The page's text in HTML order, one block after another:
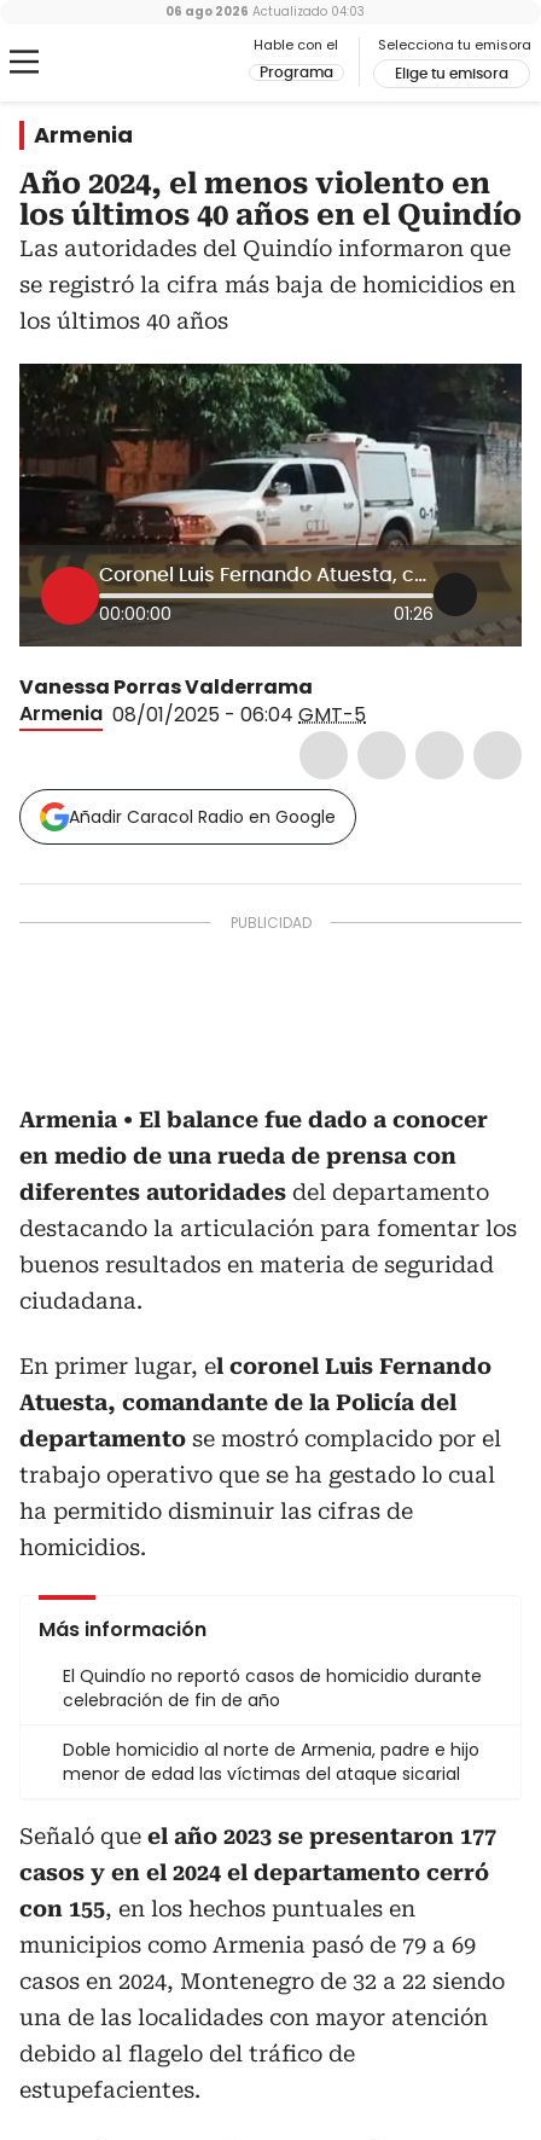
Hable con el
Programa
Selecciona tu emisora
Elige tu emisora
06 ago 2026 Actualizado 04:03
Armenia
Año 2024, el menos violento en
los últimos 40 años en el Quindío
Las autoridades del Quindío informaron que
se registró la cifra más baja de homicidios en
los últimos 40 años
Coronel Luis Fernando Atuesta, comandante de la Policía del Quindío
00:00:00 01:26
Vanessa Porras Valderrama
Armenia 08/01/2025 - 06:04 GMT-5
Añadir Caracol Radio en Google
Armenia
El balance fue dado a conocer
en medio de una rueda de prensa con
diferentes autoridades del departamento
destacando la articulación para fomentar los
buenos resultados en materia de seguridad
ciudadana.
En primer lugar, el coronel Luis Fernando
Atuesta, comandante de la Policía del
departamento se mostró complacido por el
trabajo operativo que se ha gestado lo cual
ha permitido disminuir las cifras de
homicidios.
Más información
El Quindío no reportó casos de homicidio durante
celebración de fin de año
Doble homicidio al norte de Armenia, padre e hijo
menor de edad las víctimas del ataque sicarial
Señaló que el año 2023 se presentaron 177
casos y en el 2024 el departamento cerró
con 155, en los hechos puntuales en
municipios como Armenia pasó de 79 a 69
casos en 2024, Montenegro de 32 a 22 siendo
una de las localidades con mayor atención
debido al flagelo del tráfico de
estupefacientes.